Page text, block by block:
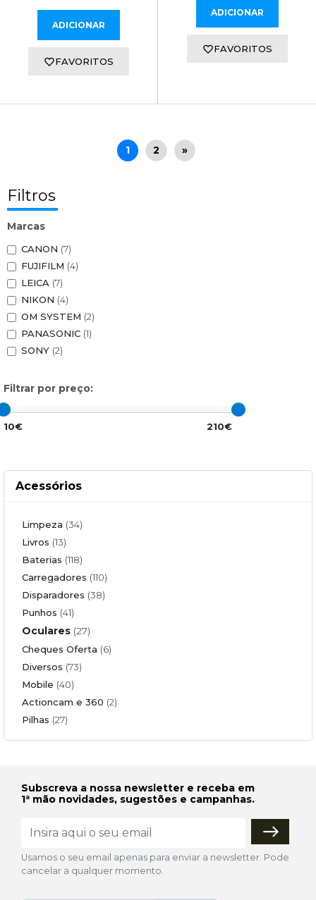
Filtros
Marcas
CANON (7)
FUJIFILM (4)
LEICA (7)
NIKON (4)
OM SYSTEM (2)
PANASONIC (1)
SONY (2)
Filtrar por preço:
10€ 210€
Acessórios
Limpeza (34)
Livros (13)
Baterias (118)
Carregadores (110)
Disparadores (38)
Punhos (41)
Oculares (27)
Cheques Oferta (6)
Diversos (73)
Mobile (40)
Actioncam e 360 (2)
Pilhas (27)
ADICIONAR
FAVORITOS
ADICIONAR
FAVORITOS
1 2 »
Subscreva a nossa newsletter e receba em
1ª mão novidades, sugestões e campanhas.
Usamos o seu email apenas para enviar a newsletter. Pode
cancelar a qualquer momento.